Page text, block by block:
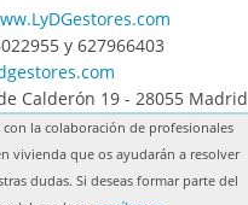
y 627966403
Calderón 19 - 28055 Madrid
con la colaboración de profesionales
vivienda que os ayudarán a resolver
dudas. Si deseas formar parte del